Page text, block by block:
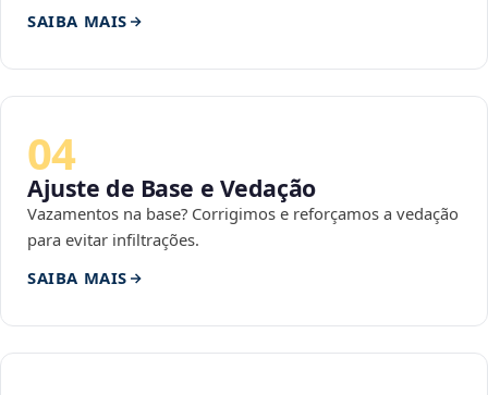
SAIBA MAIS
04
Ajuste de Base e Vedação
Vazamentos na base? Corrigimos e reforçamos a vedação
para evitar infiltrações.
SAIBA MAIS